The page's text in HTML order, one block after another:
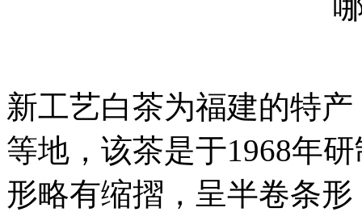
新工艺白茶为福建的特
等地，该茶是于1968年
形略有缩摺，呈半卷条